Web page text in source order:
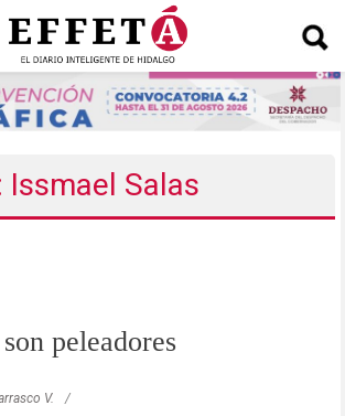
Issmael Salas
peleadores
V.